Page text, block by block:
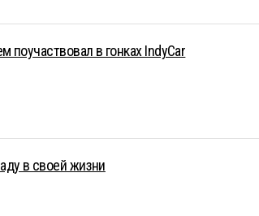
в гонках IndyCar
в своей жизни